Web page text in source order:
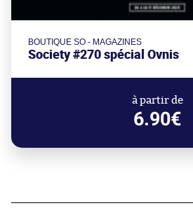
BOUTIQUE SO - MAGAZINES
Society #270 spécial Ovnis
à partir de
6.90€